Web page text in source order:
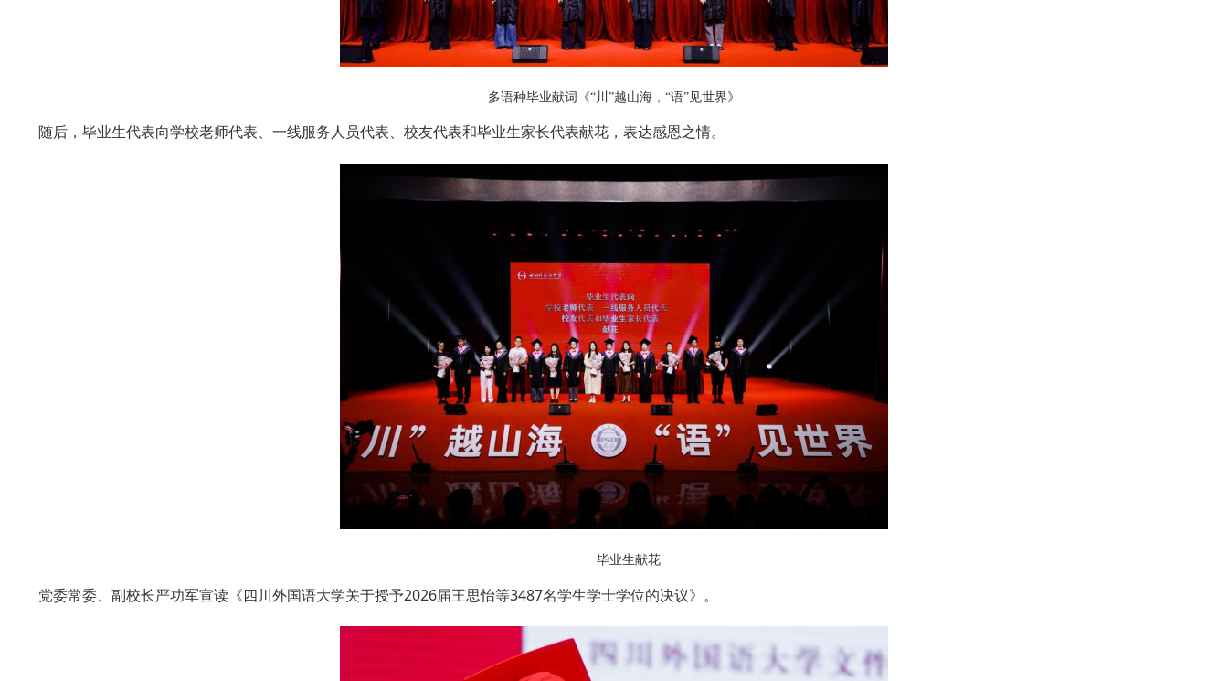
多语种毕业献词《“川”越山海，“语”见世界》
随后，毕业生代表向学校老师代表、一线服务人员代表、校友代表和毕业生家长代表献花，表达感恩之情。
毕业生献花
党委常委、副校长严功军宣读《四川外国语大学关于授予2026届王思怡等3487名学生学士学位的决议》。